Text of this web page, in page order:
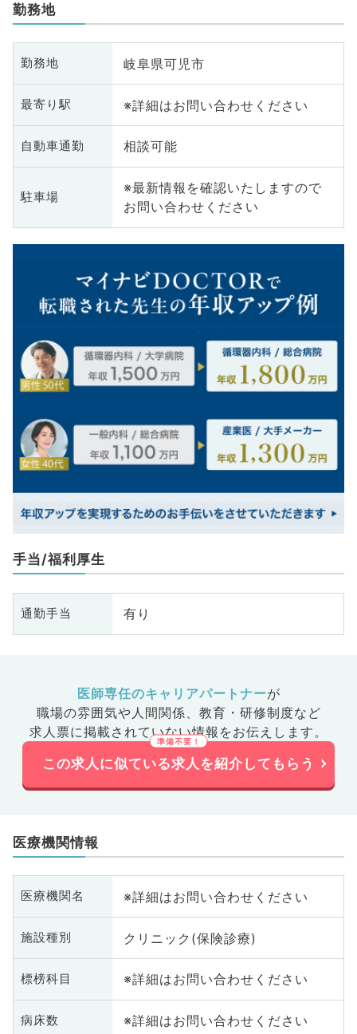
勤務地
勤務地 岐阜県可児市
最寄り駅 ※詳細はお問い合わせください
自動車通勤 相談可能
駐車場
※最新情報を確認いたしますので
お問い合わせください
手当/福利厚生
通勤手当 有り
医師専任のキャリアパートナーが
職場の雰囲気や人間関係、 教育・研修制度など
求人票に掲載されていない情報をお伝えします。
この求人に似ている求人を紹介してもらう
医療機関情報
医療機関名 ※詳細はお問い合わせください
施設種別 クリニック(保険診療)
標榜科目 ※詳細はお問い合わせください
病床数 ※詳細はお問い合わせください